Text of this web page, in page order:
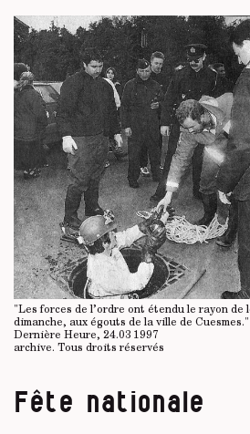
"Les forces de l’ordre ont étendu le rayon de
dimanche, aux égouts de la ville de
Dernière Heure, 24.03 1997
archive. Tous droits réservés
Fête nationale